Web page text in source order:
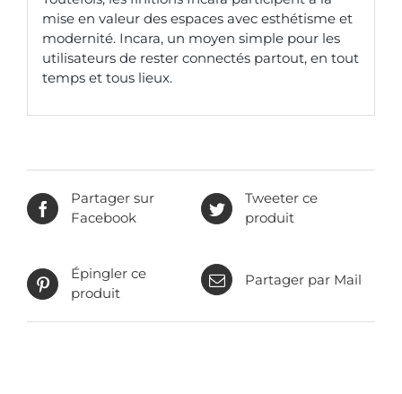
mise en valeur des espaces avec esthétisme et
modernité. Incara, un moyen simple pour les
utilisateurs de rester connectés partout, en tout
temps et tous lieux.
Partager sur
Facebook
Tweeter ce
produit
Épingler ce
produit
Partager par Mail